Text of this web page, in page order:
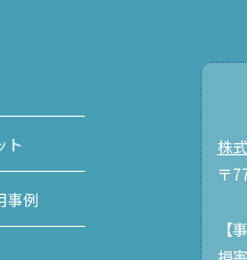
ト
事例
株
〒
【